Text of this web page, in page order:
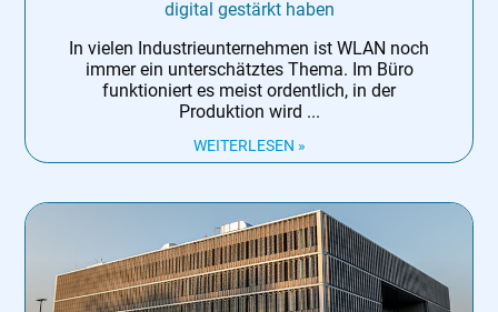
digital gestärkt haben
In vielen Industrieunternehmen ist WLAN noch
immer ein unterschätztes Thema. Im Büro
funktioniert es meist ordentlich, in der
Produktion wird
WEITERLESEN »